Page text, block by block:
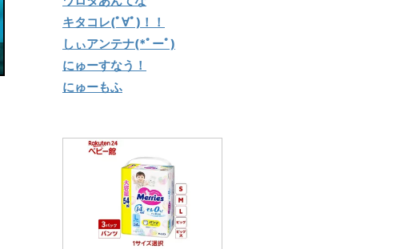
キタコレ(ﾟ∀ﾟ)！！
しぃアンテナ(*ﾟーﾟ)
にゅーすなう！
にゅーもふ